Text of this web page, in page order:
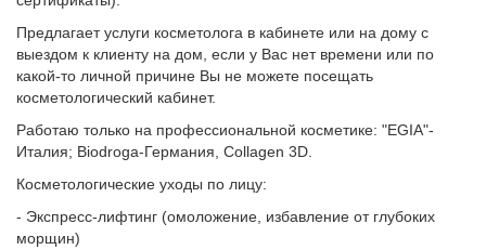
Предлагает услуги косметолога в кабинете или на дому с
выездом к клиенту на дом, если у Вас нет времени или по
какой-то личной причине Вы не можете посещать
косметологический кабинет.
Работаю только на профессиональной косметике: "EGIA"-
Италия; Biodroga-Германия, Collagen 3D.
Косметологические уходы по лицу:
- Экспресс-лифтинг (омоложение, избавление от глубоких
морщин)